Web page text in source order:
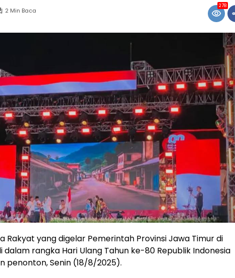
2 Min Baca
278
Rakyat yang digelar Pemerintah Provinsi Jawa Timur di
dalam rangka Hari Ulang Tahun ke-80 Republik Indonesia
penonton, Senin (18/8/2025).